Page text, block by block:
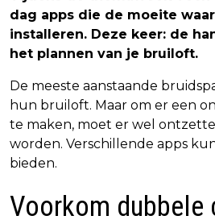
dag apps die de moeite
installeren. Deze keer: de
het plannen van je bruiloft.
De meeste aanstaande
hun bruiloft. Maar om er een
te maken, moet er wel
worden. Verschillende apps
bieden.
Voorkom dubbele